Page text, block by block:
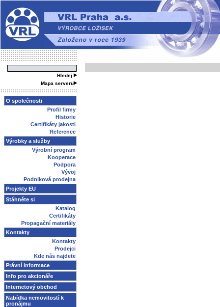
Hledej
Mapa serveru
O společnosti
Profil firmy
Historie
Certifikáty jakosti
Reference
Výrobky a služby
Výrobní program
Kooperace
Podpora
Vývoj
Podniková prodejna
Projekty EU
Stáhněte si
Katalog
Certifikáty
Propagační materiály
Kontakty
Kontakty
Prodejci
Kde nás najdete
Právní informace
Info pro akcionáře
Internetový obchod
Nabídka nemovitostí k
pronájmu